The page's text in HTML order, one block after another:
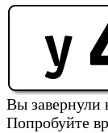
Вы завернули
Попробуйте